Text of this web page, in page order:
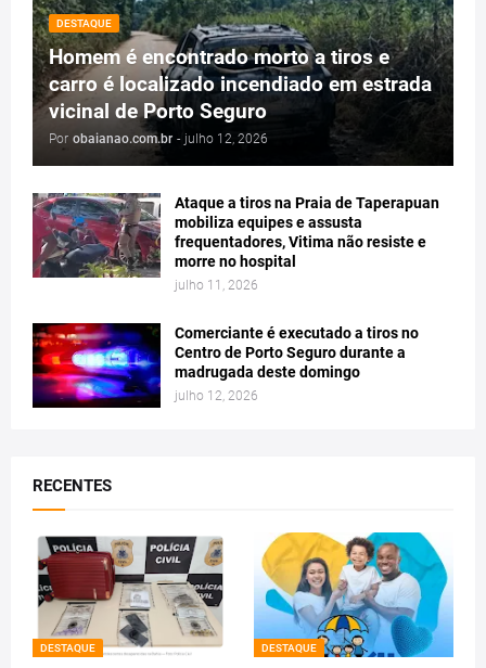
DESTAQUE
Homem é encontrado morto a tiros e
carro é localizado incendiado em estrada
vicinal de Porto Seguro
Por obaianao.com.br - julho 12, 2026
Ataque a tiros na Praia de Taperapuan
mobiliza equipes e assusta
frequentadores, Vitima não resiste e
morre no hospital
julho 11, 2026
Comerciante é executado a tiros no
Centro de Porto Seguro durante a
madrugada deste domingo
julho 12, 2026
RECENTES
DESTAQUE DESTAQUE